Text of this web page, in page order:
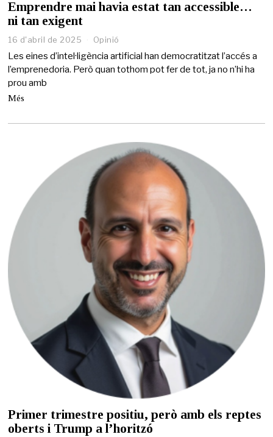
Emprendre mai havia estat tan accessible…
ni tan exigent
16 d'abril de 2025
d
'
5
Opinió
Les eines d’intel·ligència artificial han democratitzat l’accés a
l’emprenedoria. Però quan tothom pot fer de tot, ja no n’hi ha
prou amb
Més
Primer trimestre positiu, però amb els reptes
oberts i Trump a l’horitzó